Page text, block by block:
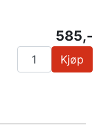
585,-
Kjøp